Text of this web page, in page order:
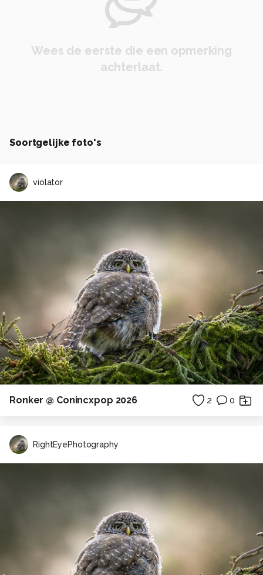
Wees de eerste die een opmerking
achterlaat.
Soortgelijke foto's
violator
Ronker @ Conincxpop 2026 2 0
RightEyePhotography